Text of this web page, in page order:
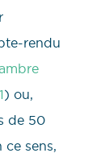
rendu
) ou,
de 50
ce sens,